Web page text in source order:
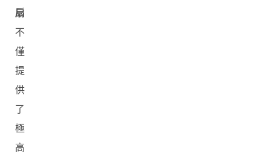
扇
不
僅
提
供
了
極
高